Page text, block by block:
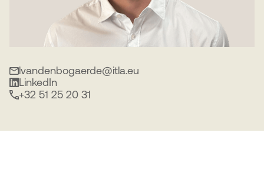
lvandenbogaerde@itla.eu
LinkedIn
+32 51 25 20 31